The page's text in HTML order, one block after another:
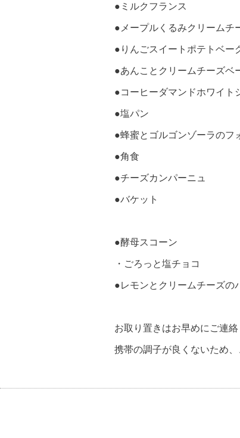
●ミルクフランス
●メープルくるみクリームチ
●りんごスイートポテトベー
●あんことクリームチーズベ
●コーヒーダマンドホワイト
●塩パン
●蜂蜜とゴルゴンゾーラのフ
●角食
●チーズカンパーニュ
●バケット
●酵母スコーン
・ごろっと塩チョコ
●レモンとクリームチーズの
お取り置きはお早めにご連
携帯の調子が良くないため